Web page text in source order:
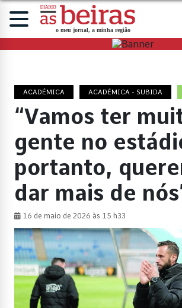
ACADÉMICA ACADÉMICA - SUBIDA
“Vamos ter
gente no
portanto,
dar mais de
16 de maio de 2026 às 15 h33